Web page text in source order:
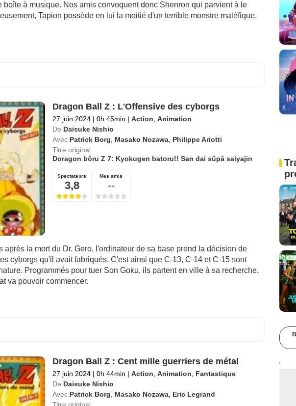
boîte à musique. Nos amis convoquent donc Shenron qui parvient à le
Tapion possède en lui la moitié d'un terrible monstre maléfique,
Dragon Ball Z : L'Offensive des cyborgs
27 juin 2024 | 0h 45min | Action Animation
De Daisuke Nishio
Avec Patrick Borg Masako Nozawa, Philippe Ariotti
Titre original
Doragon bôru Z 7: Kyokugen batoru!! San dai sûpâ saiyajin
Spectateurs
3,8
Mes amis
--
après la mort du Dr. Gero, l'ordinateur de sa base prend la décision de
cyborgs qu'il avait fabriqués. C'est ainsi que C-13, C-14 et C-15 sont
Programmés pour tuer Son Goku, ils partent en ville à sa recherche.
va pouvoir commencer.
Dragon Ball Z : Cent mille guerriers de métal
27 juin 2024 | 0h 44min | Action, Animation, Fantastique
De Daisuke Nishio
Avec Patrick Borg, Masako Nozawa, Eric Legrand
'